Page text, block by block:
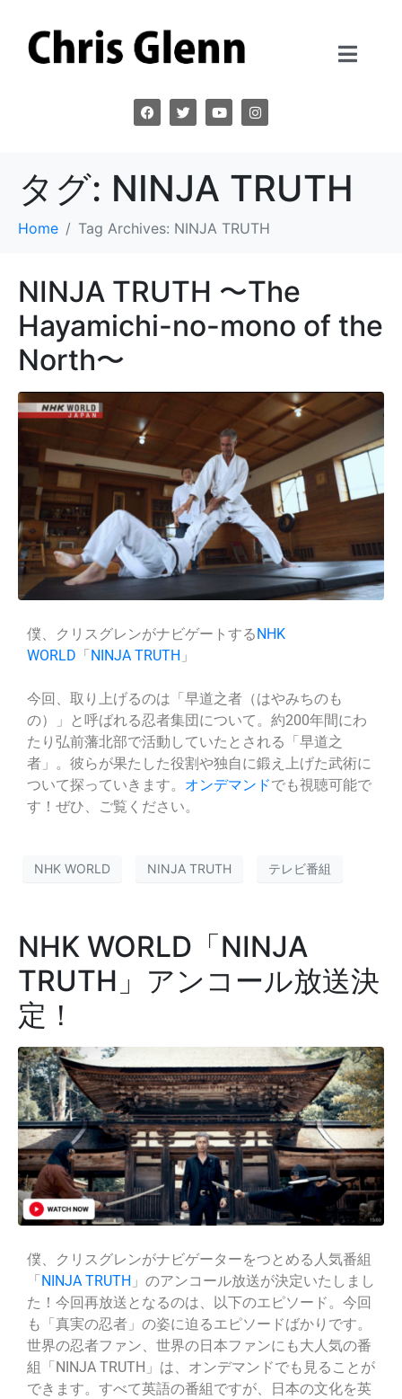
タグ: NINJA TRUTH
Home Tag Archives: NINJA TRUTH
NINJA TRUTH 〜The
Hayamichi-no-mono of the
North〜
僕、クリスグレンがナビゲートするNHK
WORLD 「NINJA TRUTH 」
今回、取り上げるのは「早道之者（はやみちのも
の）」と呼ばれる忍者集団について。約200年間にわ
たり弘前藩北部で活動していたとされる「早道之
者」。彼らが果たした役割や独自に鍛え上げた武術に
ついて探っていきます。 オンデマンドでも視聴可能で
す！ぜひ、ご覧ください。
NHK WORLD NINJA TRUTH テレビ番組
NHK WORLD「NINJA
TRUTH」アンコール放送決
定！
僕、クリスグレンがナビゲーターをつとめる人気番組
「 NINJA TRUTH 」のアンコール放送が決定いたしまし
た！今回再放送となるのは、以下のエピソード。今回
も「真実の忍者」の姿に迫るエピソードばかりです。
世界の忍者ファン、世界の日本ファンにも大人気の番
組「NINJA TRUTH」は、オンデマンドでも見ることが
できます。すべて英語の番組ですが、日本の文化を英